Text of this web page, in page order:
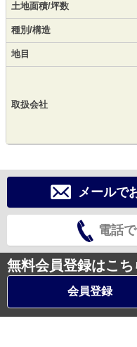
土地面積/坪数
種別/構造
地目
取扱会社
メールで
電話
無料会員登録はこち
会員登録